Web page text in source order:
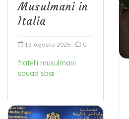
Musulmani in
Italia
13 Agosto 2025 0
fratelli musulmani
souad sbai